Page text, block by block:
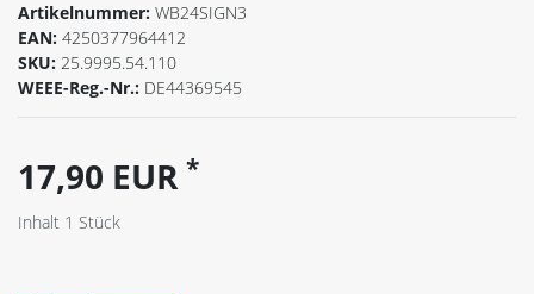
Artikelnummer: WB24SIGN3
EAN: 4250377964412
SKU: 25.9995.54.110
WEEE-Reg.-Nr.: DE44369545
17,90 EUR *
Inhalt 1 Stück